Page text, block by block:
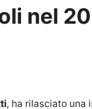
nel
, ha rilasciato una